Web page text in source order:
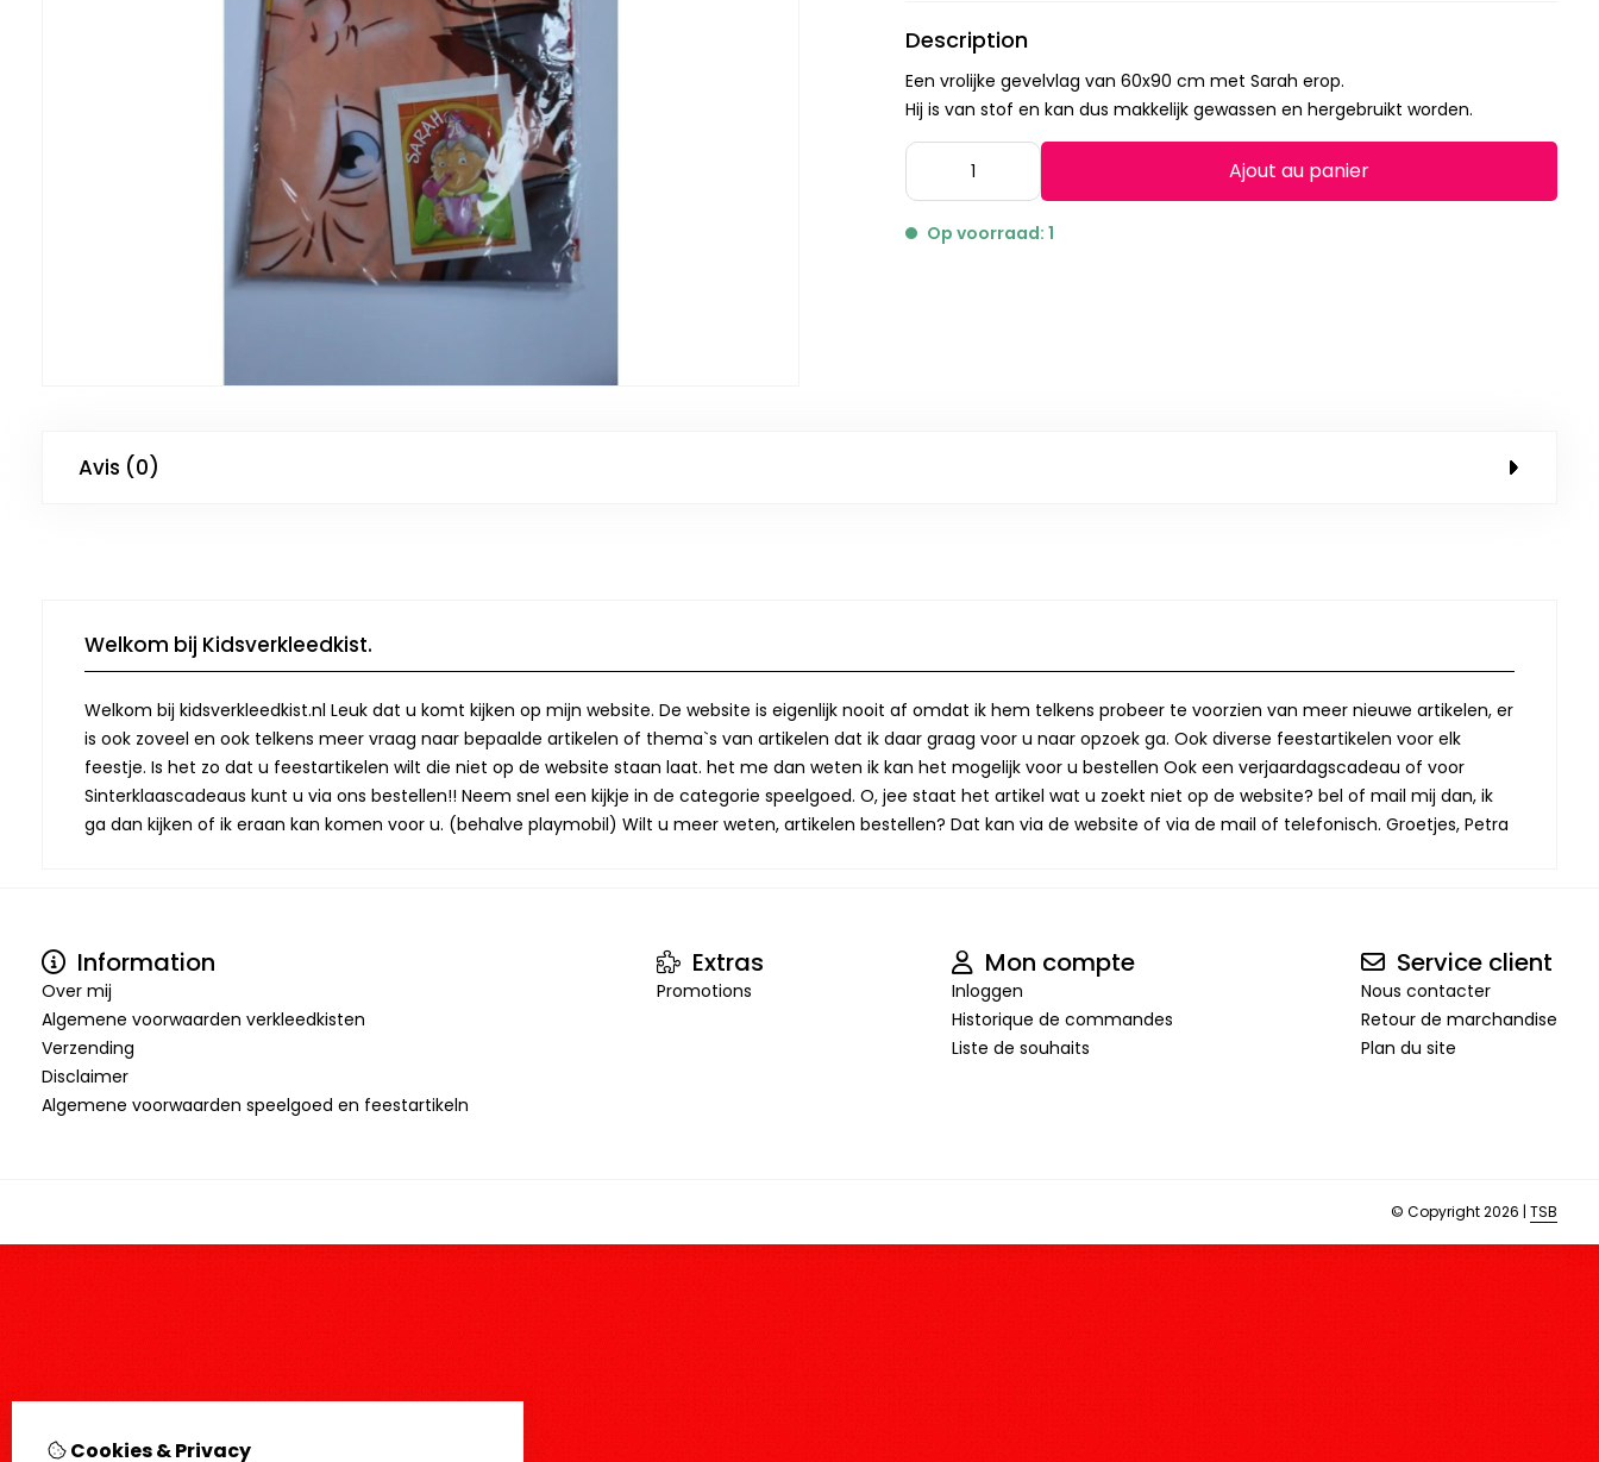
Description
Een vrolijke gevelvlag van 60x90 cm met Sarah erop.
Hij is van stof en kan dus makkelijk gewassen en hergebruikt worden.
Ajout au panier
Op voorraad: 1
Avis (0)
Welkom bij Kidsverkleedkist.
Welkom bij kidsverkleedkist.nl Leuk dat u komt kijken op mijn website. De website is eigenlijk nooit af omdat ik hem telkens probeer te voorzien van meer nieuwe artikelen, er
is ook zoveel en ook telkens meer vraag naar bepaalde artikelen of thema`s van artikelen dat ik daar graag voor u naar opzoek ga. Ook diverse feestartikelen voor elk
feestje. Is het zo dat u feestartikelen wilt die niet op de website staan laat. het me dan weten ik kan het mogelijk voor u bestellen Ook een verjaardagscadeau of voor
Sinterklaascadeaus kunt u via ons bestellen!! Neem snel een kijkje in de categorie speelgoed. O, jee staat het artikel wat u zoekt niet op de website? bel of mail mij dan, ik
ga dan kijken of ik eraan kan komen voor u. (behalve playmobil) Wilt u meer weten, artikelen bestellen? Dat kan via de website of via de mail of telefonisch. Groetjes, Petra
Information
Over mij
Algemene voorwaarden verkleedkisten
Verzending
Disclaimer
Algemene voorwaarden speelgoed en feestartikeln
Extras
Promotions
Mon compte
Inloggen
Historique de commandes
Liste de souhaits
Service client
Nous contacter
Retour de marchandise
Plan du site
© Copyright 2026 | TSB
Cookies & Privacy